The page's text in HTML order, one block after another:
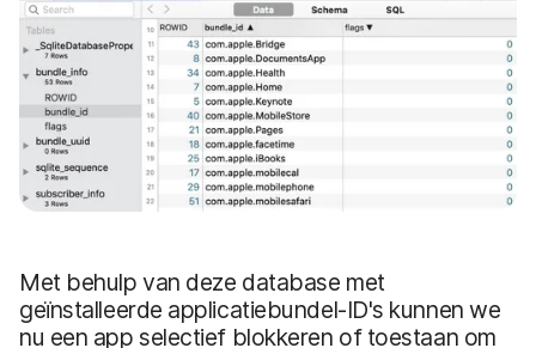
Met behulp van deze database met
geïnstalleerde applicatiebundel-ID's kunnen we
nu een app selectief blokkeren of toestaan om